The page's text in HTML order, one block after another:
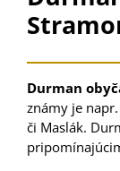
Durman
známy je
či Maslák.